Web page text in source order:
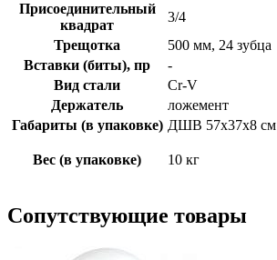
Присоединительный
квадрат
3/4
Трещотка
500 мм, 24 зубца
Вставки (биты), пр
-
Вид стали
Cr-V
Держатель
ложемент
Габариты (в упаковке) ДШВ 57х37х8 см
Вес (в упаковке) 10 кг
Сопутствующие товары